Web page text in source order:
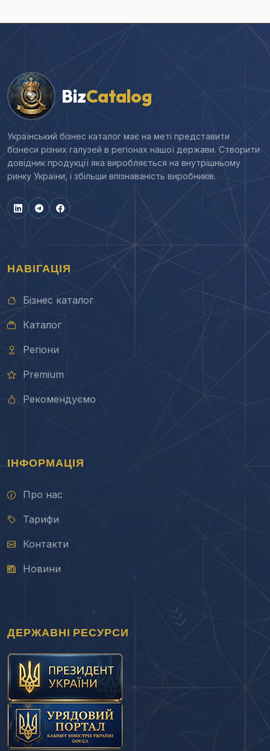
BizCatalog
Український бізнес каталог має на меті представити
бізнеси різних галузей в регіонах нашої держави. Створити
довідник продукції яка виробляється на внутрішньому
ринку України, і збільши впізнаваність виробників.
НАВІГАЦІЯ
Бізнес каталог
Каталог
Регіони
Premium
Рекомендуємо
ІНФОРМАЦІЯ
Про нас
Тарифи
Контакти
Новини
ДЕРЖАВНІ РЕСУРСИ